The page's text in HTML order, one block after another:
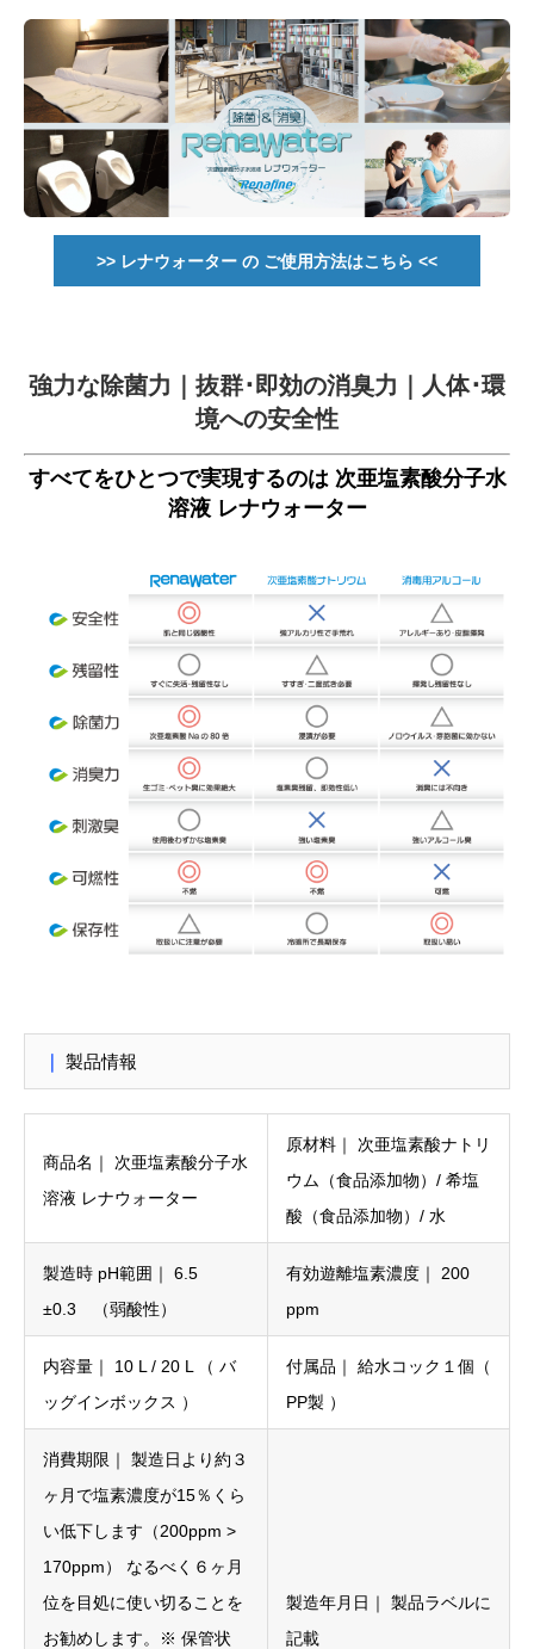
>> レナウォーター の ご使用方法はこちら <<
強力な除菌力｜抜群･即効の消臭力｜人体･環
境への安全性
すべてをひとつで実現するのは 次亜塩素酸分子水
溶液 レナウォーター
｜ 製品情報
商品名｜ 次亜塩素酸分子水
溶液 レナウォーター
原材料｜ 次亜塩素酸ナトリ
ウム（食品添加物）/ 希塩
酸（食品添加物）/ 水
製造時 pH範囲｜ 6.5
±0.3 （弱酸性）
有効遊離塩素濃度｜ 200
ppm
内容量｜ 10 L / 20 L （ バ
ッグインボックス ）
付属品｜ 給水コック１個（
PP製 ）
消費期限｜ 製造日より約３
ヶ月で塩素濃度が15％くら
い低下します（200ppm >
170ppm） なるべく６ヶ月
位を目処に使い切ることを
お勧めします。※ 保管状
製造年月日｜ 製品ラベルに
記載